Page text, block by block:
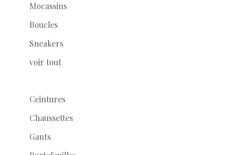
Mocassins
Boucles
Sneakers
voir tout
Ceintures
Chaussettes
Gants